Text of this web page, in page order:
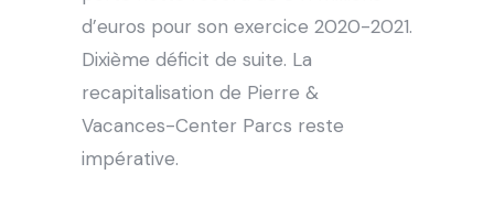
d’euros pour son exercice 2020-2021.
Dixième déficit de suite. La
recapitalisation de Pierre &
Vacances-Center Parcs reste
impérative.